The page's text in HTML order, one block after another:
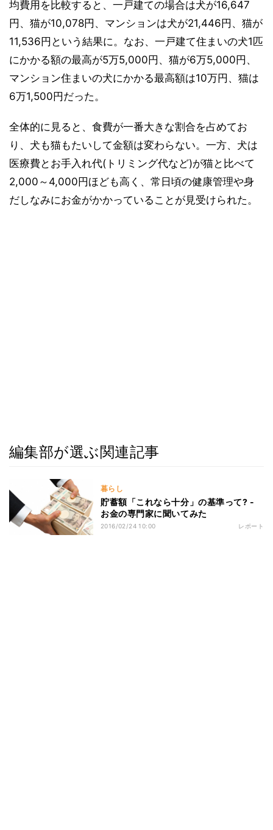
均費用を比較すると、一戸建ての場合は犬が16,647
円、猫が10,078円、マンションは犬が21,446円、猫が
11,536円という結果に。なお、一戸建て住まいの犬1匹
にかかる額の最高が5万5,000円、猫が6万5,000円、
マンション住まいの犬にかかる最高額は10万円、猫は
6万1,500円だった。
全体的に見ると、食費が一番大きな割合を占めてお
り、犬も猫もたいして金額は変わらない。一方、犬は
医療費とお手入れ代(トリミング代など)が猫と比べて
2,000～4,000円ほども高く、常日頃の健康管理や身
だしなみにお金がかかっていることが見受けられた。
編集部が選ぶ関連記事
暮らし
貯蓄額「これなら十分」の基準って? -
お金の専門家に聞いてみた
2016/02/24 10:00 レポート